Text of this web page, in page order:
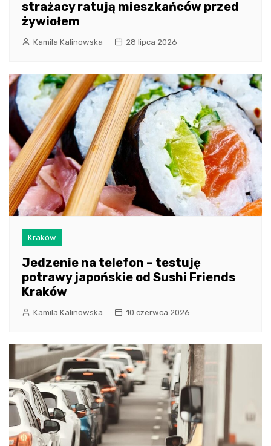
strażacy ratują mieszkańców przed
żywiołem
Kamila Kalinowska 28 lipca 2026
Kraków
Jedzenie na telefon – testuję
potrawy japońskie od Sushi Friends
Kraków
Kamila Kalinowska 10 czerwca 2026